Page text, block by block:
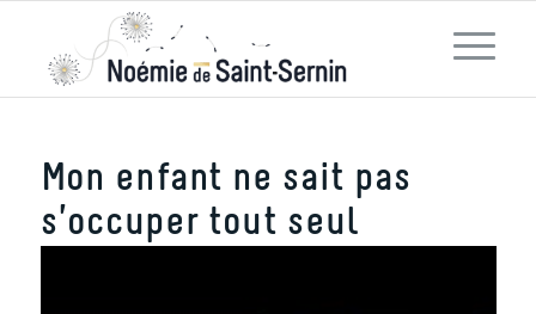
Mon enfant ne sait pas
s’occuper tout seul